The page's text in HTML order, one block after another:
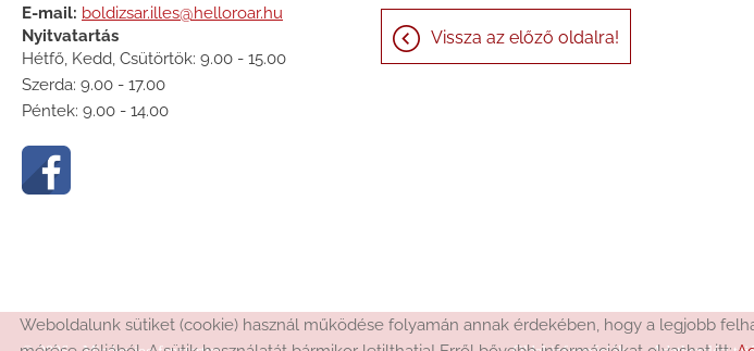
E-mail: boldizsar.illes@helloroar.hu
Nyitvatartás
Hétfő, Kedd, Csütörtök: 9.00 - 15.00
Szerda: 9.00 - 17.00
Péntek: 9.00 - 14.00
Vissza az előző oldalra!
Weboldalunk sütiket (cookie) használ működése folyamán annak érdekében, hogy a legjobb